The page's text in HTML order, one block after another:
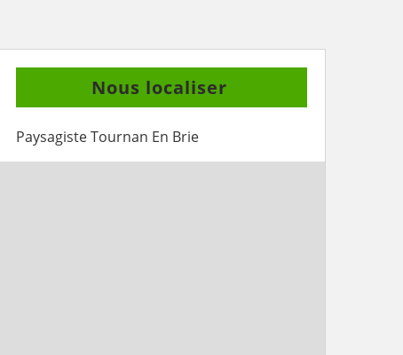
Nous localiser
Paysagiste Tournan En Brie